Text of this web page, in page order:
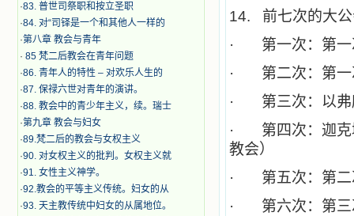
·83. 普世司祭职和按立圣职
·84. 对“司铎是一个和其他人一样的
·第八章 教会与青年
· ​ 85 梵二后教会在青年问题
·86. 青年人的特性 – 对欢乐人生的
·87. 保禄六世对青年的演讲。
·88. 教会中的青少年主义，续。瑞士
·第九章 教会与妇女
·89.梵二后的教会与女权主义
·90. 对女权主义的批判。女权主义就
·91. 女性主义神学。
·92.教会的平等主义传统。妇女的从
·93. 天主教传统中妇女的从属地位。
14. 前七次的大
· 第一次：第
· 第二次：第
· 第三次：以
· 第四次：迦
教会）
· 第五次：第
· 第六次：第